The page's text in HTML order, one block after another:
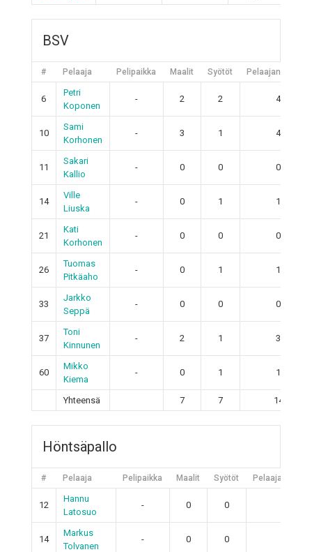
BSV
# Pelaaja Pelipaikka Maalit Syötöt Pelaajan pisteet
6
Petri
Koponen
- 2 2 4
10
Sami
Korhonen
- 3 1 4
11
Sakari
Kallio
- 0 0 0
14
Ville
Liuska
- 0 1 1
21
Kati
Korhonen
- 0 0 0
26
Tuomas
Pitkäaho
- 0 1 1
33
Jarkko
Seppä
- 0 0 0
37
Toni
Kinnunen
- 2 1 3
60
Mikko
Kiema
- 0 1 1
Yhteensä 7 7 14
Höntsäpallo
# Pelaaja Pelipaikka Maalit Syötöt Pelaajan
12
Hannu
Latosuo
- 0 0
14
Markus
Tolvanen
- 0 0